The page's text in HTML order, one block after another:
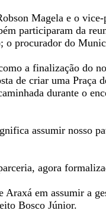
Magela e o
participaram da
procurador do
a finalização do
de criar uma Praça
durante o
assumir nosso
agora
Araxá em assumir a
Bosco Júnior.